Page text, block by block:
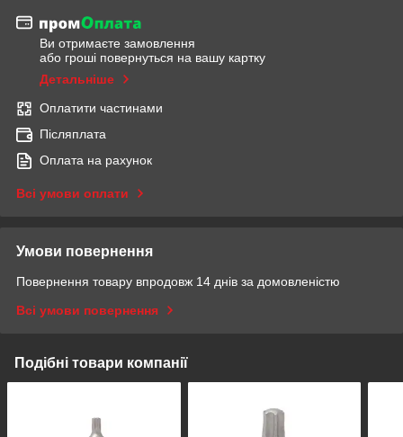
Ви отримаєте замовлення
або гроші повернуться на вашу картку
Детальніше
Оплатити частинами
Післяплата
Оплата на рахунок
Всі умови оплати
Умови повернення
Повернення товару впродовж 14 днів за домовленістю
Всі умови повернення
Подібні товари компанії